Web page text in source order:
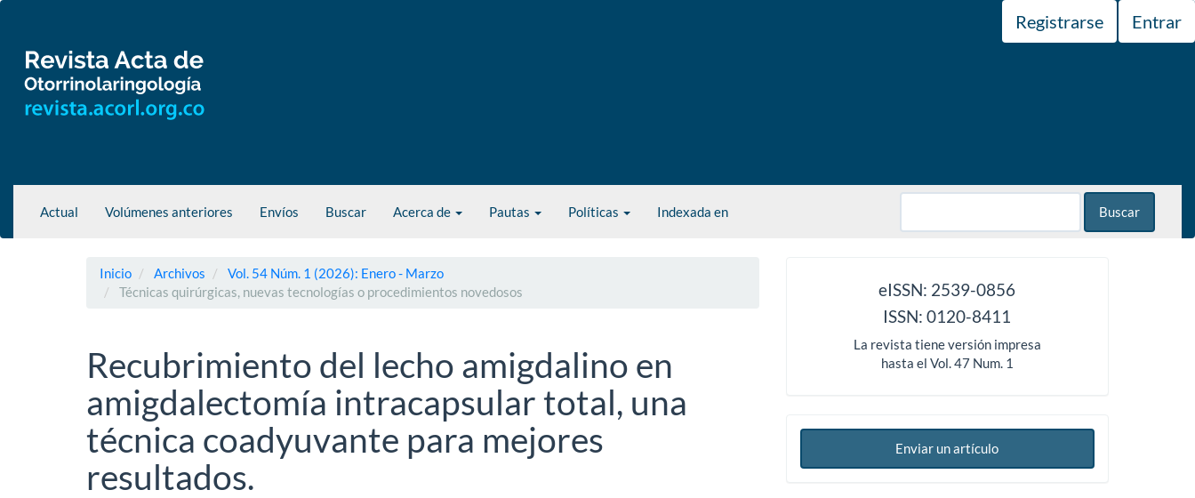
principal
Barra
lateral
Registrarse Entrar
Actual Volúmenes anteriores Envíos Buscar Acerca de Pautas Políticas Indexada en Buscar
Inicio Archivos
Vol. 54 Núm. 1 (2026): Enero - Marzo
Técnicas quirúrgicas, nuevas tecnologías o procedimientos novedosos
Recubrimiento del lecho amigdalino en
amigdalectomía intracapsular total, una
técnica coadyuvante para mejores
resultados.
eISSN: 2539-0856
ISSN: 0120-8411
La revista tiene versión impresa
hasta el Vol. 47 Num. 1
Enviar un artículo